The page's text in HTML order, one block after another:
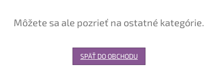
Môžete sa ale pozrieť na ostatné kategórie.
SPÄŤ DO OBCHODU